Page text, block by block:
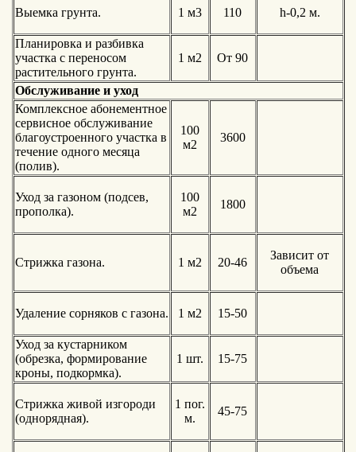
Выемка грунта. 1 м3 110 h-0,2 м.
Планировка и разбивка
участка с переносом
растительного грунта.
1 м2 От 90
Обслуживание и уход
Комплексное абонементное
сервисное обслуживание
благоустроенного участка в
течение одного месяца
(полив).
100
м2
3600
Уход за газоном (подсев,
прополка).
100
м2
1800
Стрижка газона. 1 м2 20-46
Зависит от
объема
Удаление сорняков с газона. 1 м2 15-50
Уход за кустарником
(обрезка, формирование
кроны, подкормка).
1 шт. 15-75
Стрижка живой изгороди
(однорядная).
1 пог.
м.
45-75